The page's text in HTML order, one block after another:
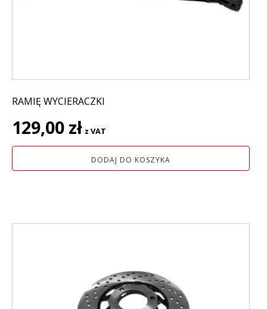
RAMIĘ WYCIERACZKI
129,00 zł z VAT
DODAJ DO KOSZYKA